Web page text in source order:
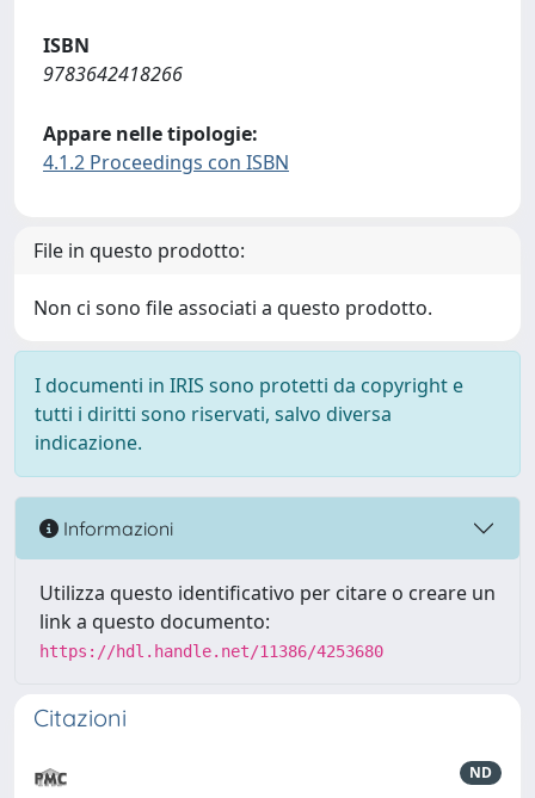
ISBN
9783642418266
Appare nelle tipologie:
4.1.2 Proceedings con ISBN
File in questo prodotto:
Non ci sono file associati a questo prodotto.
I documenti in IRIS sono protetti da copyright e
tutti i diritti sono riservati, salvo diversa
indicazione.
Informazioni
Utilizza questo identificativo per citare o creare un
link a questo documento:
https://hdl.handle.net/11386/4253680
Citazioni
ND